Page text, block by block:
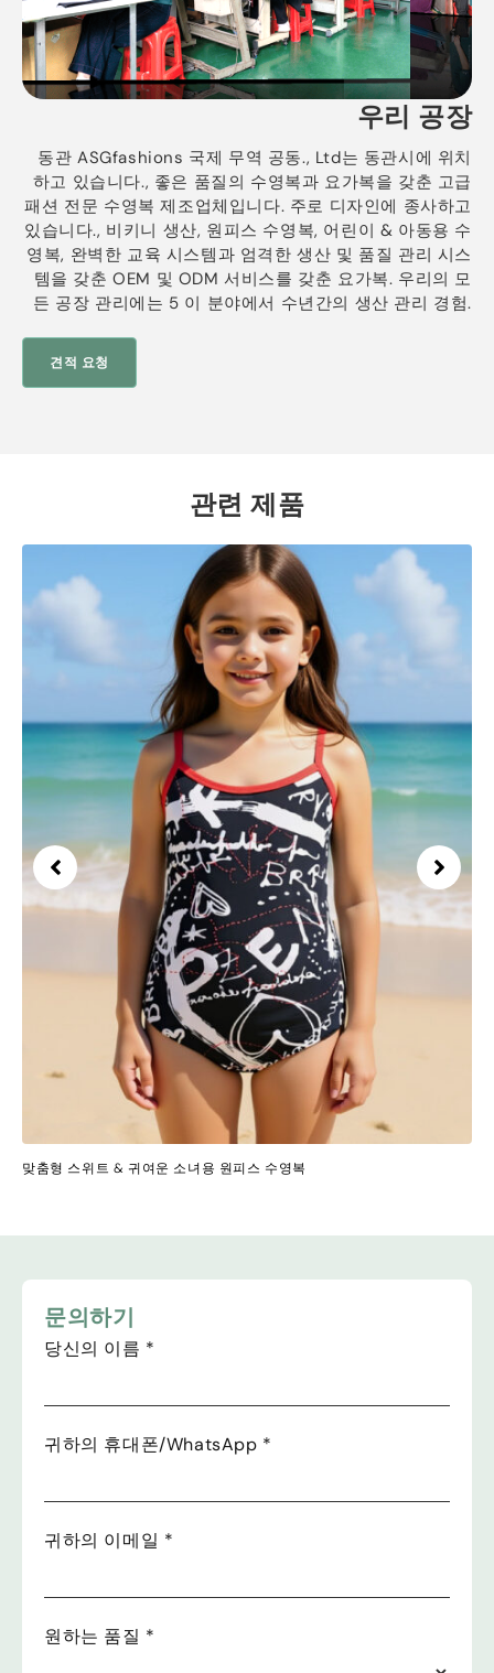
우리 공장
동관 ASGfashions 국제 무역 공동., Ltd는 동관시에 위치
하고 있습니다., 좋은 품질의 수영복과 요가복을 갖춘 고급
패션 전문 수영복 제조업체입니다. 주로 디자인에 종사하고
있습니다., 비키니 생산, 원피스 수영복, 어린이 & 아동용 수
영복, 완벽한 교육 시스템과 엄격한 생산 및 품질 관리 시스
템을 갖춘 OEM 및 ODM 서비스를 갖춘 요가복. 우리의 모
든 공장 ​​관리에는 5 이 분야에서 수년간의 생산 관리 경험.
견적 요청
관련 제품
맞춤형 스위트 & 귀여운 소녀용 원피스 수영복
문의하기
당신의 이름 *
귀하의 휴대폰/WhatsApp *
귀하의 이메일 *
원하는 품질 *